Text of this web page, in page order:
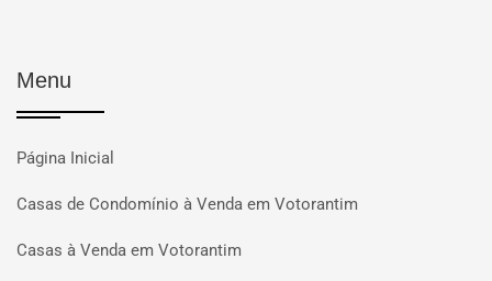
Menu
Página Inicial
Casas de Condomínio à Venda em Votorantim
Casas à Venda em Votorantim